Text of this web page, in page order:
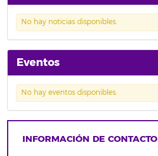
No hay noticias disponibles.
Eventos
No hay eventos disponibles.
INFORMACIÓN DE CONTACTO